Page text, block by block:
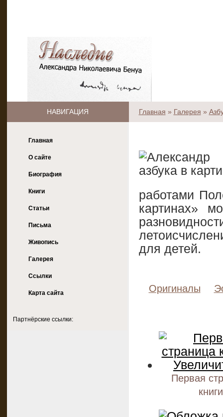
НАВИГАЦИЯ Главная » Галерея »
работами
картинах»
для детей.
Оригиналы
Первая
книги
Главная
О сайте
Биография
Книги
Статьи
Письма
Живопись
Галерея
Ссылки
Карта сайта
Партнёрские ссылки: